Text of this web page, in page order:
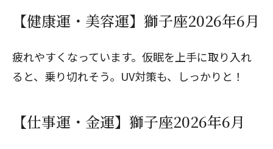
【健康運・美容運】獅子座2026年6月
疲れやすくなっています。仮眠を上手に取り入れ
ると、乗り切れそう。UV対策も、しっかりと！
【仕事運・金運】獅子座2026年6月